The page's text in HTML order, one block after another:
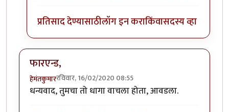
प्रतिसाद देण्यासाठीलॉग इन कराकिंवासदस्य व्हा
फारएन्ड,
हेमंतकुमाररविवार, 16/02/2020 08:55
धन्यवाद, तुमचा तो धागा वाचला होता, आवडला.